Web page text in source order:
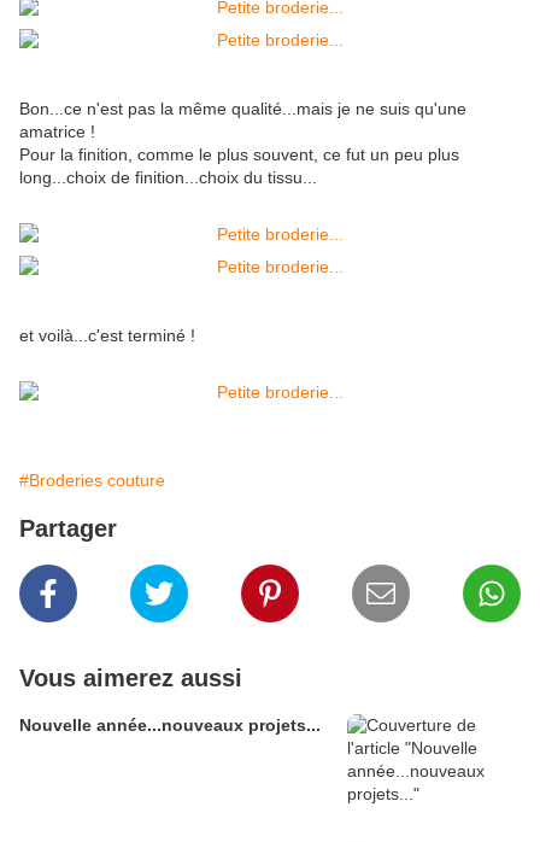
Bon...ce n'est pas la même qualité...mais je ne suis qu'une
amatrice !
Pour la finition, comme le plus souvent, ce fut un peu plus
long...choix de finition...choix du tissu...
et voilà...c'est terminé !
#Broderies couture
Partager
Vous aimerez aussi
Nouvelle année...nouveaux projets...